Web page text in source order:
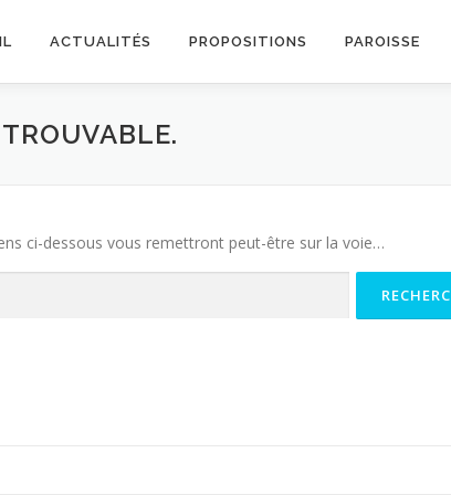
ACTUALITÉS PROPOSITIONS PAROISSE
ci-dessous vous remettront peut-être sur la voie…